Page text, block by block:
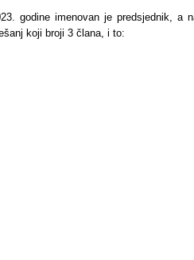
godine imenovan je predsjednik, a
koji broji 3 člana, i to: